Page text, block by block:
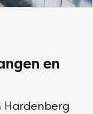
en
Hardenberg